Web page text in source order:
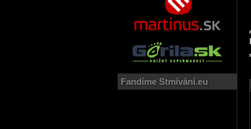
Fandíme Stmívání.eu